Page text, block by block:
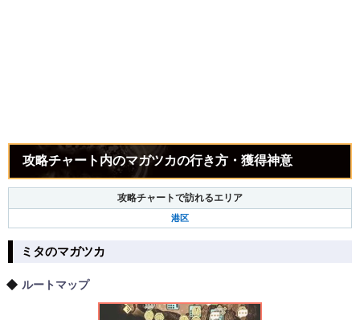
攻略チャート内のマガツカの行き方・獲得神意
攻略チャートで訪れるエリア
港区
ミタのマガツカ
ルートマップ